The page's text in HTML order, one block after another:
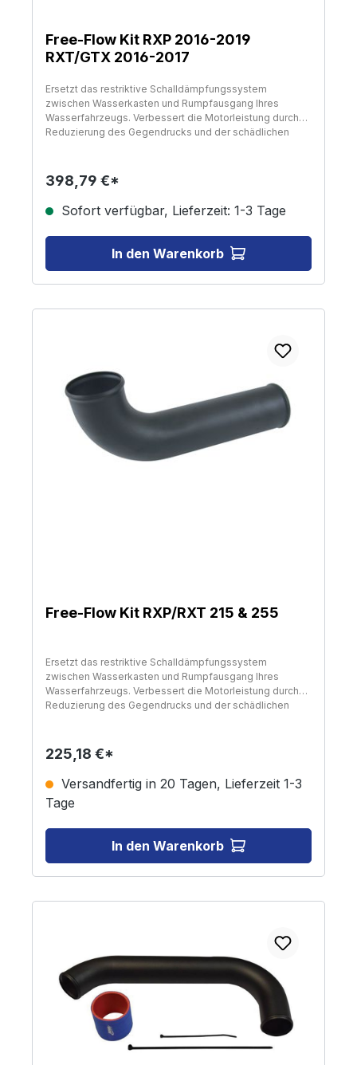
Free-Flow Kit RXP 2016-2019
RXT/GTX 2016-2017
Ersetzt das restriktive Schalldämpfungssystem
zwischen Wasserkasten und Rumpfausgang Ihres
Wasserfahrzeugs. Verbessert die Motorleistung durch
Reduzierung des Gegendrucks und der schädlichen
Hochtemperatur-Silikon-Ersatzkupplung und
Montageanleitung.HINWEIS: Verhindert die Installation
des Skipylons.
398,79 €*
Sofort verfügbar, Lieferzeit: 1-3 Tage
In den Warenkorb
Free-Flow Kit RXP/RXT 215 & 255
Ersetzt das restriktive Schalldämpfungssystem
zwischen Wasserkasten und Rumpfausgang Ihres
Wasserfahrzeugs. Verbessert die Motorleistung durch
Reduzierung des Gegendrucks und der schädlichen
Hochtemperatur-Silikon-Ersatzkupplung und
Montageanleitung.HINWEIS: Verhindert die Installation
des Skipylons.
225,18 €*
Versandfertig in 20 Tagen, Lieferzeit 1-3
Tage
In den Warenkorb